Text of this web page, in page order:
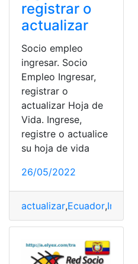
registrar o
actualizar
Socio empleo
ingresar. Socio
Empleo Ingresar,
registrar o
actualizar Hoja de
Vida. Ingrese,
registre o actualice
su hoja de vida
26/05/2022
actualizar,Ecuador,Ingresar